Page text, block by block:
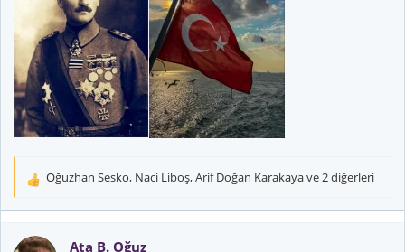
T
k
Oğuzhan Sesko, Naci Liboş,Arif Doğan Karakayave 2 diğerleri
Ata B. Oğuz